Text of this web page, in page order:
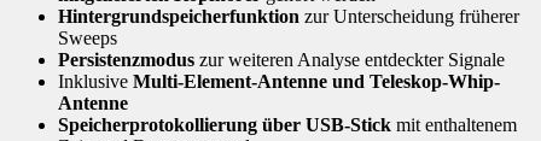
Hintergrundspeicherfunktion zur Unterscheidung früherer
Sweeps
Persistenzmodus zur weiteren Analyse entdeckter Signale
Inklusive Multi-Element-Antenne und Teleskop-Whip-
Antenne
Speicherprotokollierung über USB-Stick mit enthaltenem